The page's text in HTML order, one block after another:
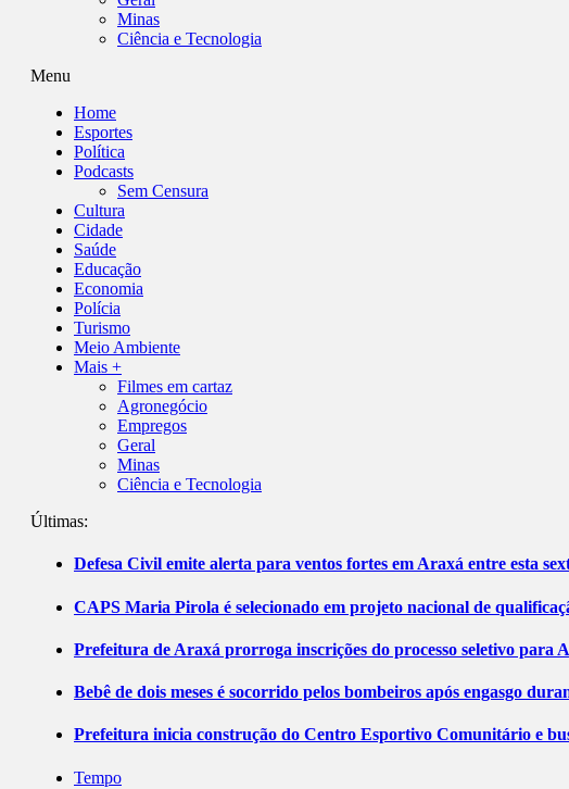
Minas
Ciência e Tecnologia
Menu
Home
Esportes
Política
Podcasts
Sem Censura
Cultura
Cidade
Saúde
Educação
Economia
Polícia
Turismo
Meio Ambiente
Mais +
Filmes em cartaz
Agronegócio
Empregos
Geral
Minas
Ciência e Tecnologia
Últimas:
Defesa Civil emite alerta para ventos fortes em Araxá entre esta
CAPS Maria Pirola é selecionado em projeto nacional de
Prefeitura de Araxá prorroga inscrições do processo seletivo para
Bebê de dois meses é socorrido pelos bombeiros após engasgo
Prefeitura inicia construção do Centro Esportivo Comunitário e
Tempo